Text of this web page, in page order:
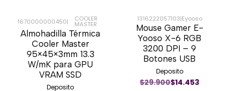
-63%
1670000000450| COOLER
MASTER
Almohadilla Térmica
Cooler Master
95×45×3mm 13.3
W/mK para GPU
VRAM SSD
Deposito
-50%
1316222057103|Eyooso
Mouse Gamer E-
Yooso X-6 RGB
3200 DPI – 9
Botones USB
Deposito
$29.900$14.453